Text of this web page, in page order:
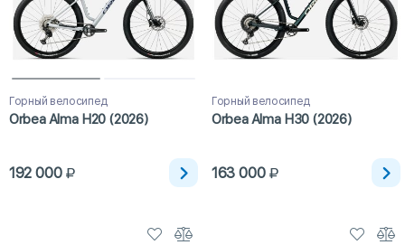
Горный велосипед
Orbea Alma H20 (2026)
192 000
Горный велосипед
Orbea Alma H30 (2026)
163 000